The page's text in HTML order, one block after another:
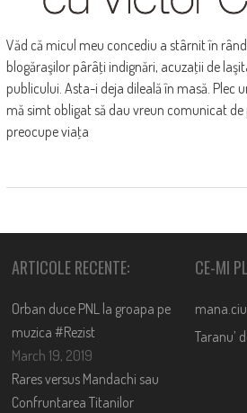
Văd că micul meu concediu a stârnit în
blogăraşilor pârâţi indignări, acuzaţii de
publicului. Asta-i deja dileală în masă. Plec
mă simt obligat să dau vreun comunicat de
preocupe viaţa
ARTICOLE RECENTE:
Orban duce PNL la groapa pe
muzica #Rezist
March 19, 2019
Rares versus Mandachi sau
Confruntarea Titanilor
CE-MI
Taranu’